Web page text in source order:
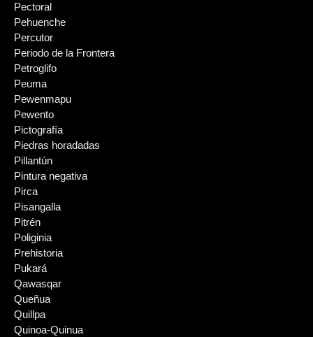
Pectoral
Pehuenche
Percutor
Periodo de la Frontera
Petroglifo
Peuma
Pewenmapu
Pewento
Pictografía
Piedras horadadas
Pillantún
Pintura negativa
Pirca
Pisangalla
Pitrén
Poliginia
Prehistoria
Pukará
Qawasqar
Queñua
Quillpa
Quinoa-Quinua